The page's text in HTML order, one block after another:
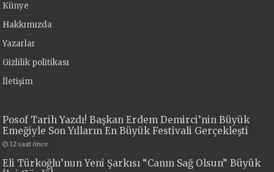
Künye
Hakkımızda
Yazarlar
Gizlilik politikası
İletişim
Posof Tarih Yazdı! Başkan Erdem Demirci’nin Büyük
Emeğiyle Son Yılların En Büyük Festivali Gerçekleşti
12 saat önce
Eli Türkoğlu’nun Yeni Şarkısı “Canın Sağ Olsun” Büyük